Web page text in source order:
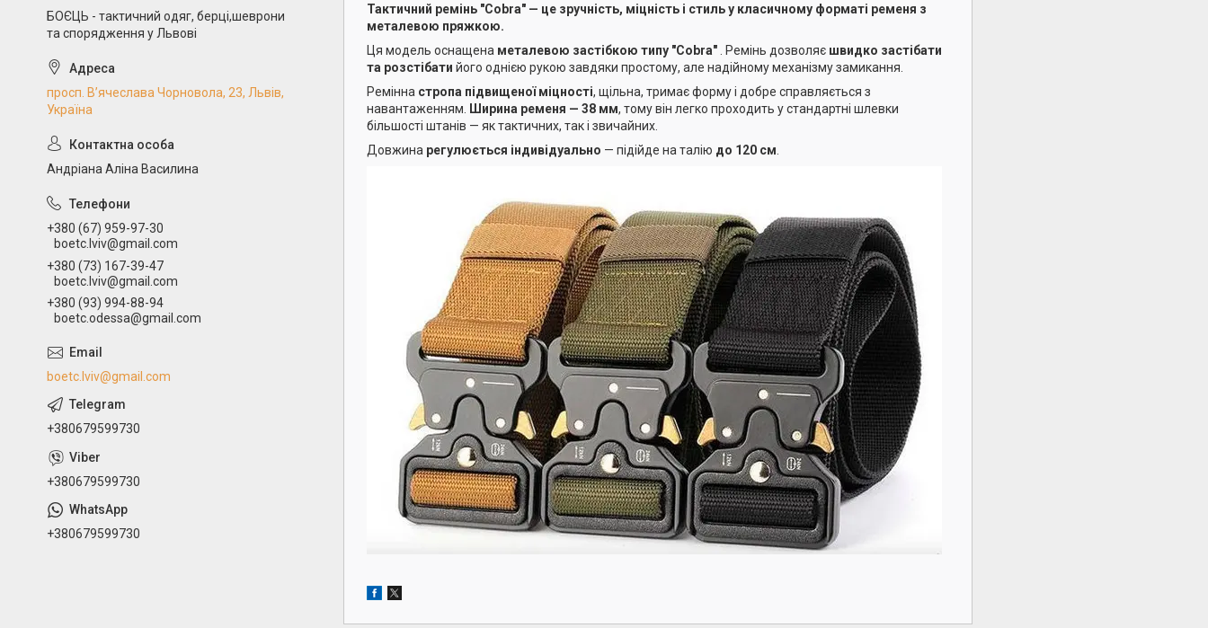
Тактичний ремінь "Cobra" — це зручність, міцність і стиль у класичному форматі ременя з
металевою пряжкою.
Ця модель оснащена металевою застібкою типу "Cobra" . Ремінь дозволяє швидко застібати
та розстібати його однією рукою завдяки простому, але надійному механізму замикання.
Ремінна стропа підвищеної міцності, щільна, тримає форму і добре справляється з
навантаженням. Ширина ременя — 38 мм, тому він легко проходить у стандартні шлевки
більшості штанів — як тактичних, так і звичайних.
Довжина регулюється індивідуально — підійде на талію до 120 см
БОЄЦЬ - тактичний одяг, берці,шеврони
та спорядження у Львові
просп. В’ячеслава Чорновола, 23, Львів,
Україна
Андріана Аліна Василина
+380 (67) 959-97-30
boetc.lviv@gmail.com
+380 (73) 167-39-47
boetc.lviv@gmail.com
+380 (93) 994-88-94
boetc.odessa@gmail.com
boetc.lviv@gmail.com
+380679599730
+380679599730
+380679599730